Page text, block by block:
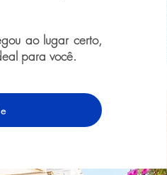
ao lugar certo,
para você.